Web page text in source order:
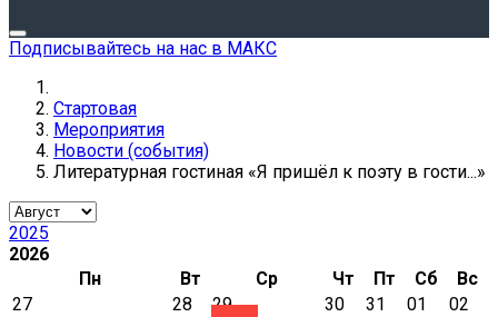
Подписывайтесь на нас в МАКС
Стартовая
Мероприятия
Новости (события)
Литературная гостиная «Я пришёл к поэту в гости...»
2025
2026
Пн
Вт Ср Чт Пт Сб
Вс
27
28 29 30 31 01 02